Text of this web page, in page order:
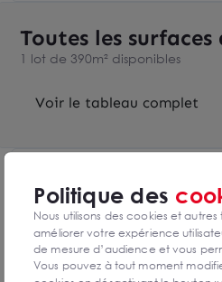
Toutes les
1 lot de 390m² disponibles
Voir le tableau complet
DPE & GES
Diagnostic de performance
Politique des
Nous utilisons des cookies et
améliorer votre expérience
de mesure d’audience et vous
Vous pouvez à tout moment